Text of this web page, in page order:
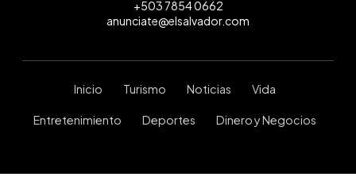
+503 7854 0662
anunciate@elsalvador.com
Inicio Turismo Noticias Vida
Entretenimiento Deportes Dinero y Negocios